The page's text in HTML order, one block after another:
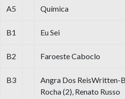
A5 Química
B1 Eu Sei
B2 Faroeste Caboclo
B3
Angra Dos ReisWritten-
Rocha (2), Renato Russo